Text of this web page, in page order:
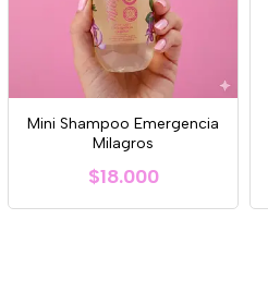
Mini Shampoo Emergencia
Milagros
$18.000